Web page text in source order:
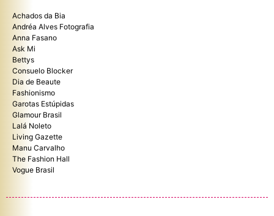
Achados da Bia
Andréa Alves Fotografia
Anna Fasano
Ask Mi
Bettys
Consuelo Blocker
Dia de Beaute
Fashionismo
Garotas Estúpidas
Glamour Brasil
Lalá Noleto
Living Gazette
Manu Carvalho
The Fashion Hall
Vogue Brasil